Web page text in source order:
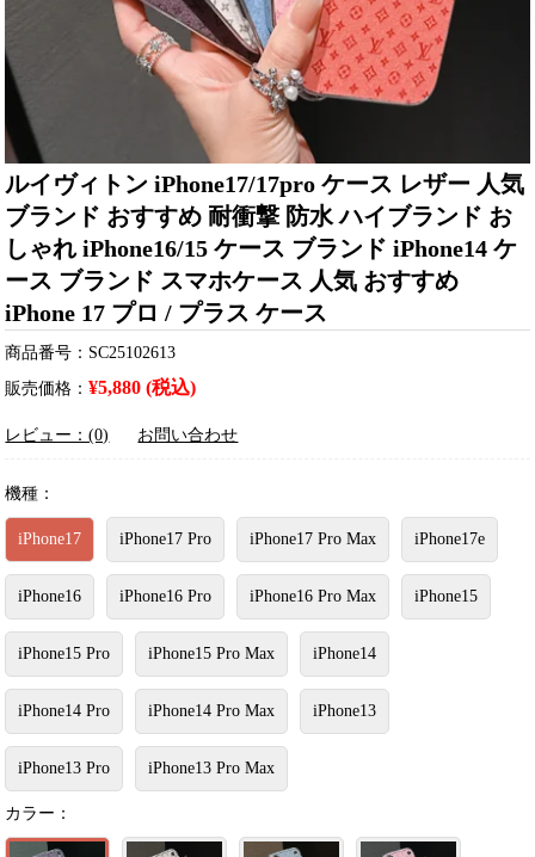
ルイヴィトン iPhone17/17pro ケース レザー 人気
ブランド おすすめ 耐衝撃 防水 ハイブランド お
しゃれ iPhone16/15 ケース ブランド iPhone14 ケ
ース ブランド スマホケース 人気 おすすめ
iPhone 17 プロ / プラス ケース
商品番号：SC25102613
販売価格：¥5,880 (税込)
レビュー：(0) お問い合わせ
機種：
iPhone17 iPhone17 Pro iPhone17 Pro Max iPhone17e
iPhone16 iPhone16 Pro iPhone16 Pro Max iPhone15
iPhone15 Pro iPhone15 Pro Max iPhone14
iPhone14 Pro iPhone14 Pro Max iPhone13
iPhone13 Pro iPhone13 Pro Max
カラー：